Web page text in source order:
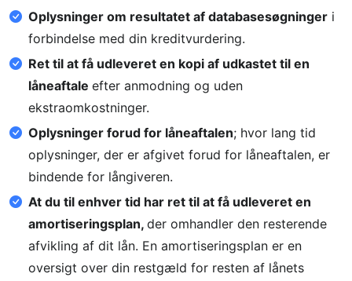
Oplysninger om resultatet af databasesøgninger i
forbindelse med din kreditvurdering.
Ret til at få udleveret en kopi af udkastet til en
låneaftale efter anmodning og uden
ekstraomkostninger.
Oplysninger forud for låneaftalen; hvor lang tid
oplysninger, der er afgivet forud for låneaftalen, er
bindende for långiveren.
At du til enhver tid har ret til at få udleveret en
amortiseringsplan, der omhandler den resterende
afvikling af dit lån. En amortiseringsplan er en
oversigt over din restgæld for resten af lånets